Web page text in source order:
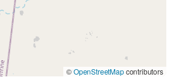
©OpenStreetMapcontributors